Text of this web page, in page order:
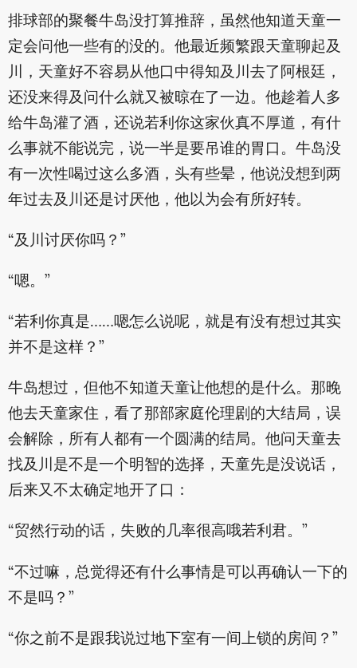
排球部的聚餐牛岛没打算推辞，虽然他知道天童一
定会问他一些有的没的。他最近频繁跟天童聊起及
川，天童好不容易从他口中得知及川去了阿根廷，
还没来得及问什么就又被晾在了一边。他趁着人多
给牛岛灌了酒，还说若利你这家伙真不厚道，有什
么事就不能说完，说一半是要吊谁的胃口。牛岛没
有一次性喝过这么多酒，头有些晕，他说没想到两
年过去及川还是讨厌他，他以为会有所好转。
“及川讨厌你吗？”
“嗯。”
“若利你真是……嗯怎么说呢，就是有没有想过其实
并不是这样？”
牛岛想过，但他不知道天童让他想的是什么。那晚
他去天童家住，看了那部家庭伦理剧的大结局，误
会解除，所有人都有一个圆满的结局。他问天童去
找及川是不是一个明智的选择，天童先是没说话，
后来又不太确定地开了口：
“贸然行动的话，失败的几率很高哦若利君。”
“不过嘛，总觉得还有什么事情是可以再确认一下的
不是吗？”
“你之前不是跟我说过地下室有一间上锁的房间？”